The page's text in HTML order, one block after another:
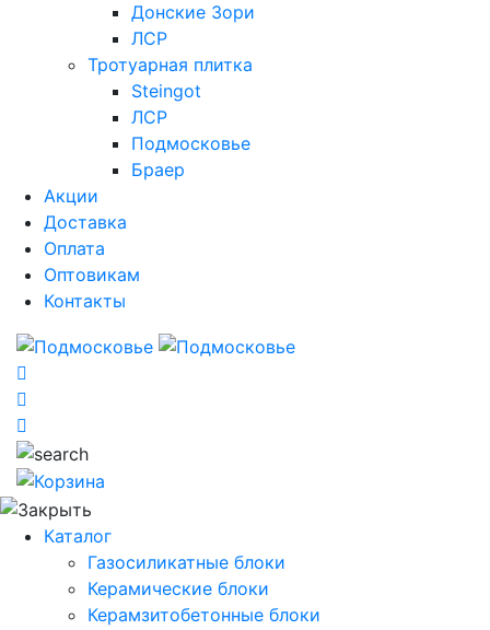
Донские Зори
ЛСР
Тротуарная плитка
Steingot
ЛСР
Подмосковье
Браер
Акции
Доставка
Оплата
Оптовикам
Контакты
Каталог
Газосиликатные блоки
Керамические блоки
Керамзитобетонные блоки